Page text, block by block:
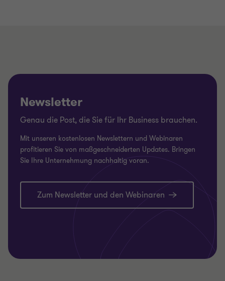
Newsletter
Genau die Post, die Sie für Ihr Business brauchen.
Mit unseren kostenlosen Newslettern und Webinaren
profitieren Sie von maßgeschneiderten Updates. Bringen
Sie Ihre Unternehmung nachhaltig voran.
Zum Newsletter und den Webinaren